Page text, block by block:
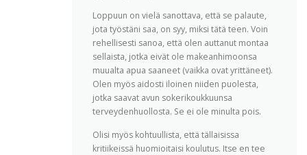
Loppuun on vielä sanottava, että se palaute,
jota työstäni saa, on syy, miksi tätä teen. Voin
rehellisesti sanoa, että olen auttanut montaa
sellaista, jotka eivät ole makeanhimoonsa
muualta apua saaneet (vaikka ovat yrittäneet).
Olen myös aidosti iloinen niiden puolesta,
jotka saavat avun sokerikoukkuunsa
terveydenhuollosta. Se ei ole minulta pois.
Olisi myös kohtuullista, että tällaisissa
kritiikeissä huomioitaisi koulutus. Itse en tee